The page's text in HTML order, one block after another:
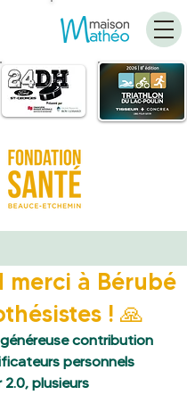
merci à Bérubé
! 🙏
contribution
personnels
2.0, plusieurs